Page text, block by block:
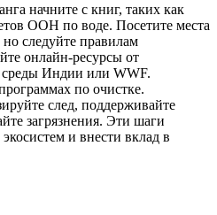
начните с книг, таких как
ООН по воде. Посетите места
следуйте правилам
онлайн-ресурсы от
Индии или WWF.
по очистке.
след, поддерживайте
загрязнения. Эти шаги
и внести вклад в